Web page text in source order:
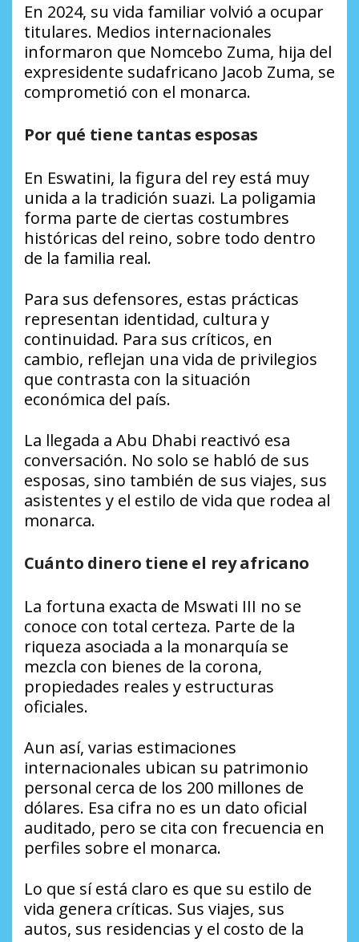
En 2024, su vida familiar volvió a ocupar
titulares. Medios internacionales
informaron que Nomcebo Zuma, hija del
expresidente sudafricano Jacob Zuma, se
comprometió con el monarca.
Por qué tiene tantas esposas
En Eswatini, la figura del rey está muy
unida a la tradición suazi. La poligamia
forma parte de ciertas costumbres
históricas del reino, sobre todo dentro
de la familia real.
Para sus defensores, estas prácticas
representan identidad, cultura y
continuidad. Para sus críticos, en
cambio, reflejan una vida de privilegios
que contrasta con la situación
económica del país.
La llegada a Abu Dhabi reactivó esa
conversación. No solo se habló de sus
esposas, sino también de sus viajes, sus
asistentes y el estilo de vida que rodea al
monarca.
Cuánto dinero tiene el rey africano
La fortuna exacta de Mswati III no se
conoce con total certeza. Parte de la
riqueza asociada a la monarquía se
mezcla con bienes de la corona,
propiedades reales y estructuras
oficiales.
Aun así, varias estimaciones
internacionales ubican su patrimonio
personal cerca de los 200 millones de
dólares. Esa cifra no es un dato oficial
auditado, pero se cita con frecuencia en
perfiles sobre el monarca.
Lo que sí está claro es que su estilo de
vida genera críticas. Sus viajes, sus
autos, sus residencias y el costo de la